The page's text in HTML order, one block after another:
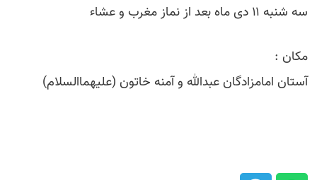
سه شنبه ۱۱ دی ماه بعد از نماز مغرب و عشاء
مکان :
آستان امامزادگان عبدالله و آمنه خاتون (علیهماالسلام)